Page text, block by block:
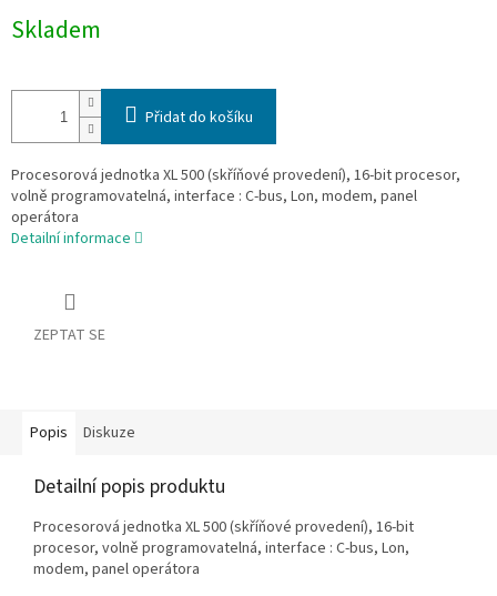
cena:
Skladem
Přidat do košíku
Procesorová jednotka XL 500 (skříňové provedení), 16-bit procesor,
volně programovatelná, interface : C-bus, Lon, modem, panel
operátora
Detailní informace
ZEPTAT SE
Popis Diskuze
Detailní popis produktu
Procesorová jednotka XL 500 (skříňové provedení), 16-bit
procesor, volně programovatelná, interface : C-bus, Lon,
modem, panel operátora